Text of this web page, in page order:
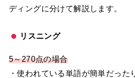
ディングに分けて解説します。
リスニング
5～270点の場合
・使われている単語が簡単だった